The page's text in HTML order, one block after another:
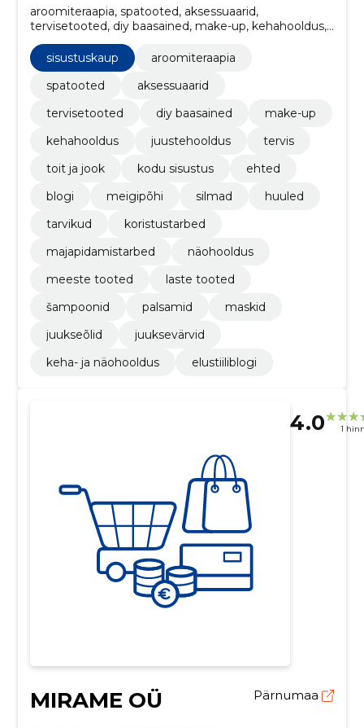
aroomiteraapia, spatooted, aksessuaarid,
tervisetooted, diy baasained, make-up, kehahooldus,
sisustuskaup
aroomiteraapia
spatooted
aksessuaarid
tervisetooted
diy baasained
make-up
kehahooldus
juustehooldus
tervis
toit ja jook
kodu sisustus
ehted
blogi
meigipõhi silmad
huuled
tarvikud
koristustarbed
majapidamistarbed
näohooldus
meeste tooted
laste tooted
šampoonid
palsamid
maskid
juukseõlid
juuksevärvid
keha- ja näohooldus
elustiiliblogi
4.0 1
MIRAME OÜ Pärnumaa